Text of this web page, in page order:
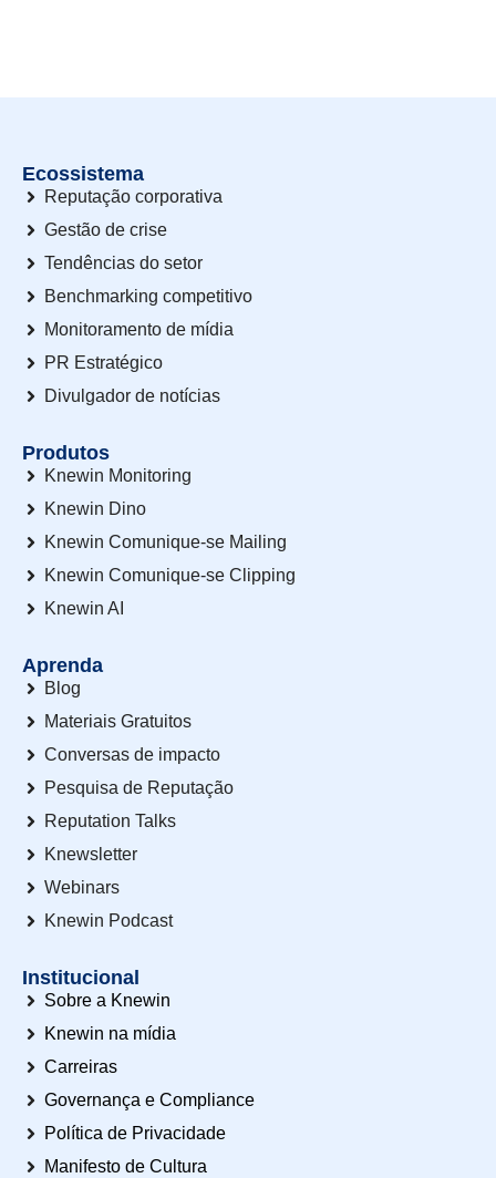
Ecossistema
Reputação corporativa
Gestão de crise
Tendências do setor
Benchmarking competitivo
Monitoramento de mídia
PR Estratégico
Divulgador de notícias
Produtos
Knewin Monitoring
Knewin Dino
Knewin Comunique-se Mailing
Knewin Comunique-se Clipping
Knewin AI
Aprenda
Blog
Materiais Gratuitos
Conversas de impacto
Pesquisa de Reputação
Reputation Talks
Knewsletter
Webinars
Knewin Podcast
Institucional
Sobre a Knewin
Knewin na mídia
Carreiras
Governança e Compliance
Política de Privacidade
Manifesto de Cultura